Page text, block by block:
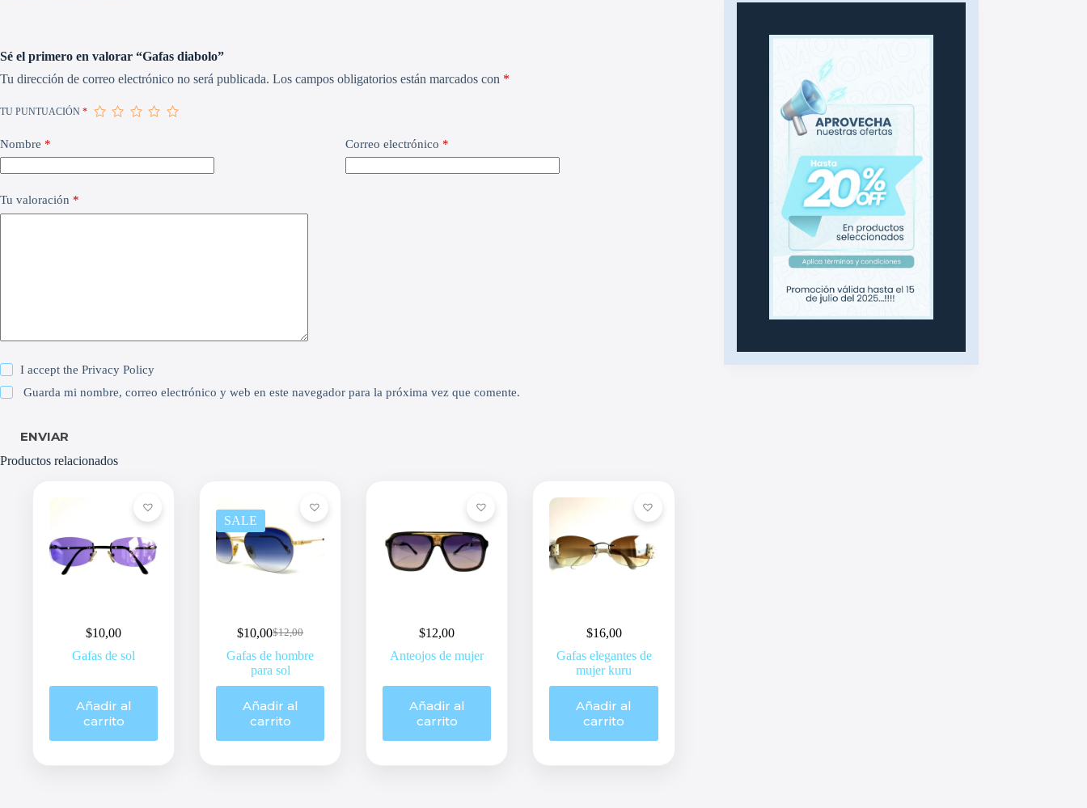
Sé el primero en valorar “Gafas diabolo”
Tu dirección de correo electrónico no será publicada. Los campos obligatorios están marcados con *
TU PUNTUACIÓN *
Nombre * Correo electrónico *
Tu valoración *
I accept thePrivacy Policy
Guarda mi nombre, correo electrónico y web en este navegador para la próxima vez que comente.
ENVIAR
Productos relacionados
$10,00
Gafas de sol
Añadir al
carrito
SALE
$12,00
Original
price
was:
$10,00Current
price
is:
Gafas de hombre
para sol
Añadir al
carrito
$12,00
Anteojos de mujer
Añadir al
carrito
$16,00
Gafas elegantes de
mujer kuru
Añadir al
carrito